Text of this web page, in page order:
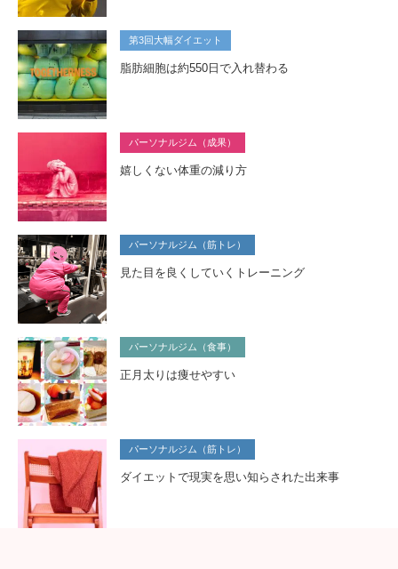
第3回大幅ダイエット
脂肪細胞は約550日で入れ替わる
パーソナルジム（成果）
嬉しくない体重の減り方
パーソナルジム（筋トレ）
見た目を良くしていくトレーニング
パーソナルジム（食事）
正月太りは痩せやすい
パーソナルジム（筋トレ）
ダイエットで現実を思い知らされた出来事